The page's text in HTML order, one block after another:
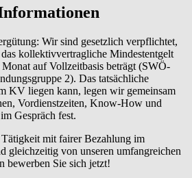
Wir sind gesetzlich verpflichtet,
kollektivvertragliche Mindestentgelt
auf Vollzeitbasis beträgt (SWÖ-
2). Das tatsächliche
KV liegen kann, legen wir gemeinsam
Vordienstzeiten, Know-How und
Gespräch fest.
mit fairer Bezahlung im
gleichzeitig von unseren umfangreichen
bewerben Sie sich jetzt!